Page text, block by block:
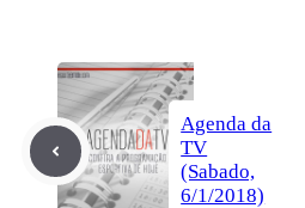
Agenda da
TV
(Sabado,
6/1/2018)